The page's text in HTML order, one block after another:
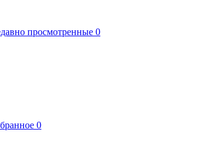
просмотренные 0
0